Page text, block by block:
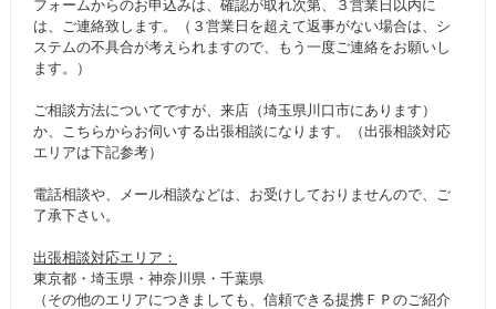
フォームからのお申込みは、確認が取れ次第、３営業日以内に
は、ご連絡致します。（３営業日を超えて返事がない場合は、シ
ステムの不具合が考えられますので、もう一度ご連絡をお願いし
ます。）
ご相談方法についてですが、来店（埼玉県川口市にあります）
か、こちらからお伺いする出張相談になります。（出張相談対応
エリアは下記参考）
電話相談や、メール相談などは、お受けしておりませんので、ご
了承下さい。
出張相談対応エリア：
東京都・埼玉県・神奈川県・千葉県
（その他のエリアにつきましても、信頼できる提携ＦＰのご紹介